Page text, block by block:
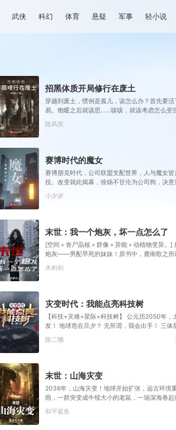
武侠 科幻 体育 悬疑 军事 轻小说
招黑体质开局修行在废土
穿越到废土，惯例是孤儿，该怎么办？首先要
易。饱暖之后就该思……咳咳，就该考虑怎么变
陈风笑
赛博时代的魔女
赛博朋克时代，公司联盟支配世界，人与魔女
役。改变就此揭幕，徐炀不甘沦为公司狗，决
小夕岁
末世：我一个炮灰，坏一点怎么了
[空间＋丧尸晶核＋群像＋异能＋动植物变异。]
炮灰——男配早死的妹妹！原书中，鹿南歌之所
拿出全家福思念家人。 男主偶然看到照片，顺
木枳枳
灾变时代：我能点亮科技树
【科技+灾难+星际+科技树】 公元历2050年
发！ 地球危在旦夕？ 无所谓，我会出手！ 三体
谓，我会出手！ 黑暗宇宙，高等文明纷争四
核聚变开始，主角吕永昌开启人类文明星际时代
陈二懒
末世：山海灾变
2036年，山海灾变！地球开始扩张，远古环境
雨，一群突变成牛犊大小的老鼠，一场深海卷
片，最终席卷全球，与每个人息息相关。异常
间。擎天巨兽在深海徘徊，巨型机甲不再仅存
和平鲨鱼